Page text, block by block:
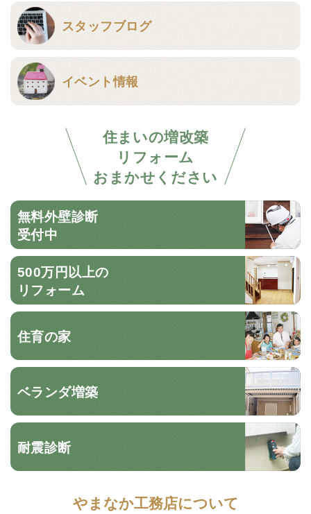
スタッフブログ
イベント情報
住まいの増改築
リフォーム
おまかせください
無料外壁診断
受付中
500万円以上の
リフォーム
住育の家
ベランダ増築
耐震診断
やまなか工務店について